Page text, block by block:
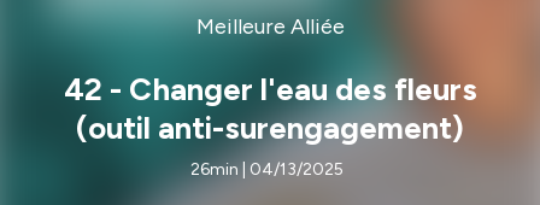
Meilleure Alliée
42 - Changer l'eau des fleurs
(outil anti-surengagement)
26min | 04/13/2025